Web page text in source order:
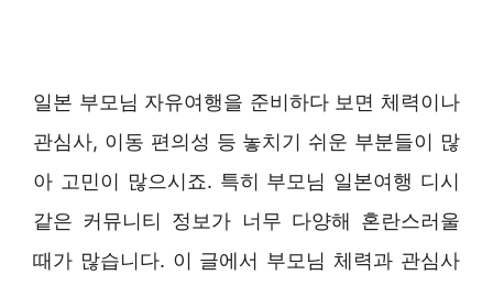
일본 부모님 자유여행을 준비하다 보면 체력이나
관심사, 이동 편의성 등 놓치기 쉬운 부분들이 많
아 고민이 많으시죠. 특히 부모님 일본여행 디시
같은 커뮤니티 정보가 너무 다양해 혼란스러울
때가 많습니다. 이 글에서 부모님 체력과 관심사